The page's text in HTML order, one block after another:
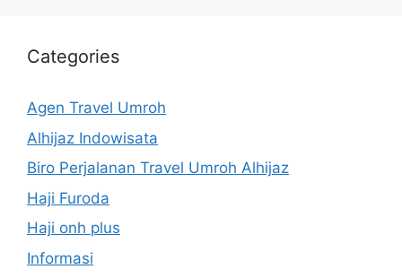
Categories
Agen Travel Umroh
Alhijaz Indowisata
Biro Perjalanan Travel Umroh Alhijaz
Haji Furoda
Haji onh plus
Informasi